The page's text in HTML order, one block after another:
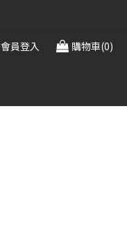
會員登入 購物車(0)